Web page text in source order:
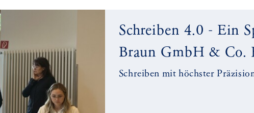
Schreiben 4.0 - Ein
Braun GmbH & Co.
Schreiben mit höchster